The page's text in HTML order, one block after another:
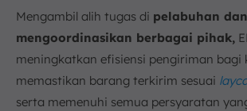
Mengambil alih tugas di pelabuhan dan
mengoordinasikan berbagai pihak,
meningkatkan efisiensi pengiriman bagi
memastikan barang terkirim sesuai
serta memenuhi semua persyaratan